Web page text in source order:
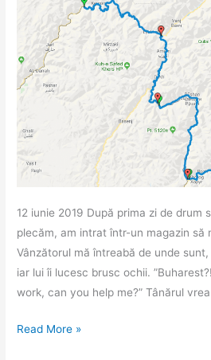
12 iunie 2019 După prima zi de drum
plecăm, am intrat într-un magazin să
Vânzătorul mă întreabă de unde
iar lui îi lucesc brusc ochii.
work, can you help me?” Tânărul vrea
Pamir
Read More »